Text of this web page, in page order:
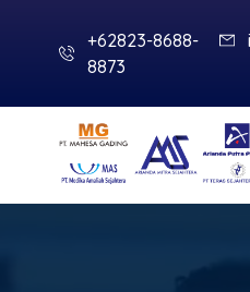
+62823-8688-
8873